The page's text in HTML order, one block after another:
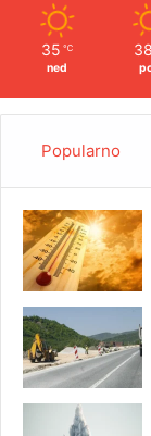
35 ℃
ned
38
Popularno